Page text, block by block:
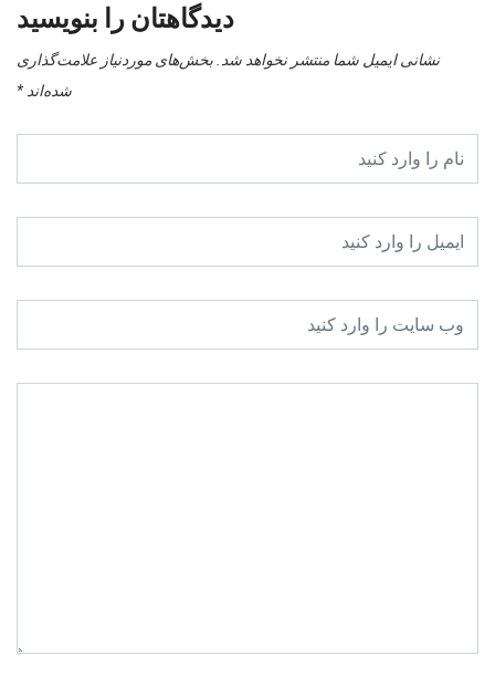
دیدگاهتان را بنویسید
نشانی ایمیل شما منتشر نخواهد شد.بخش‌های موردنیاز علامت‌گذاری
شده‌اند*